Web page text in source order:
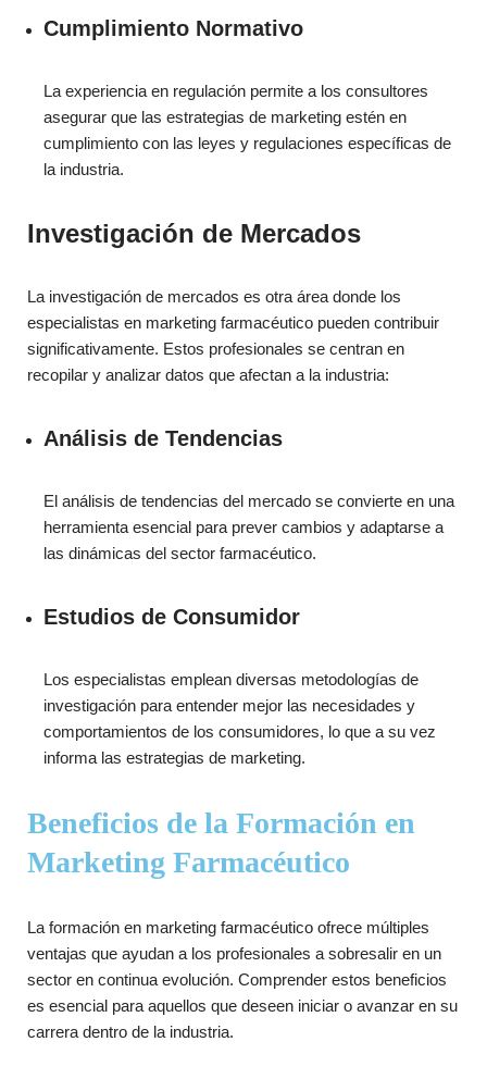
Cumplimiento Normativo
La experiencia en regulación permite a los consultores
asegurar que las estrategias de marketing estén en
cumplimiento con las leyes y regulaciones específicas de
la industria.
Investigación de Mercados
La investigación de mercados es otra área donde los
especialistas en marketing farmacéutico pueden contribuir
significativamente. Estos profesionales se centran en
recopilar y analizar datos que afectan a la industria:
Análisis de Tendencias
El análisis de tendencias del mercado se convierte en una
herramienta esencial para prever cambios y adaptarse a
las dinámicas del sector farmacéutico.
Estudios de Consumidor
Los especialistas emplean diversas metodologías de
investigación para entender mejor las necesidades y
comportamientos de los consumidores, lo que a su vez
informa las estrategias de marketing.
Beneficios de la Formación en
Marketing Farmacéutico
La formación en marketing farmacéutico ofrece múltiples
ventajas que ayudan a los profesionales a sobresalir en un
sector en continua evolución. Comprender estos beneficios
es esencial para aquellos que deseen iniciar o avanzar en su
carrera dentro de la industria.